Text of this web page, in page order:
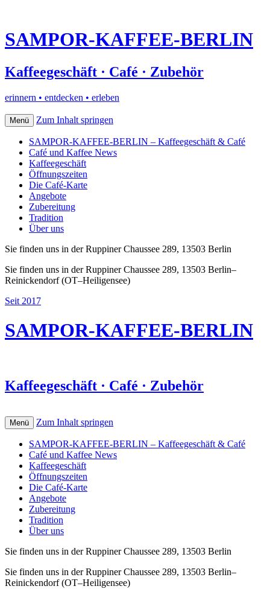
SAMPOR-KAFFEE-BERLIN
Kaffeegeschäft · Café · Zubehör
erinnern • entdecken • erleben
Menü Zum Inhalt springen
SAMPOR-KAFFEE-BERLIN – Kaffeegeschäft & Café
Café und Kaffee News
Kaffeegeschäft
Öffnungszeiten
Die Café-Karte
Angebote
Zubereitung
Tradition
Über uns
Sie finden uns in der Ruppiner Chaussee 289, 13503 Berlin
Sie finden uns in der Ruppiner Chaussee 289, 13503 Berlin–
Reinickendorf (OT–Heiligensee)
Seit 2017
SAMPOR-KAFFEE-BERLIN
Kaffeegeschäft · Café · Zubehör
Menü Zum Inhalt springen
SAMPOR-KAFFEE-BERLIN – Kaffeegeschäft & Café
Café und Kaffee News
Kaffeegeschäft
Öffnungszeiten
Die Café-Karte
Angebote
Zubereitung
Tradition
Über uns
Sie finden uns in der Ruppiner Chaussee 289, 13503 Berlin
Sie finden uns in der Ruppiner Chaussee 289, 13503 Berlin–
Reinickendorf (OT–Heiligensee)